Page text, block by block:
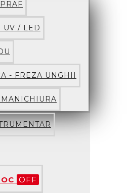
UV / LED
- FREZA UNGHII
OFF